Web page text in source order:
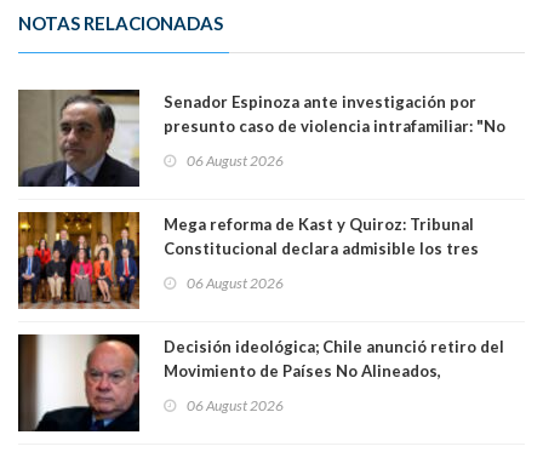
NOTAS RELACIONADAS
Senador Espinoza ante investigación por
presunto caso de violencia intrafamiliar: "No
antecedentes a Tribunal Supremo
06 August 2026
Mega reforma de Kast y Quiroz: Tribunal
Constitucional declara admisible los tres
06 August 2026
Decisión ideológica; Chile anunció retiro del
Movimiento de Países No Alineados,
1971. Excanciller Insulza lamentó decisión
06 August 2026